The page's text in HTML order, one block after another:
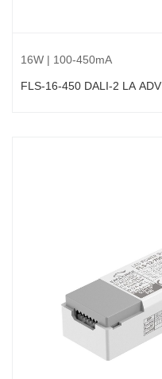
16W | 100-450mA
FLS-16-450 DALI-2 LA ADV